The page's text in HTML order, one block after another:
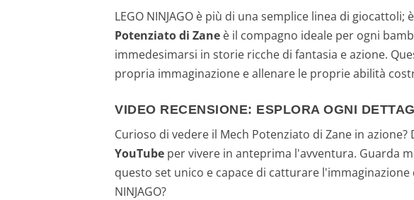
LEGO NINJAGO è più di una semplice linea di
Potenziato di Zane è il compagno ideale per ogni
immedesimarsi in storie ricche di fantasia e azione.
propria immaginazione e allenare le proprie abilità
VIDEO RECENSIONE: ESPLORA OGNI
Curioso di vedere il Mech Potenziato di Zane in
YouTube per vivere in anteprima l'avventura. Guarda
questo set unico e capace di catturare
NINJAGO?